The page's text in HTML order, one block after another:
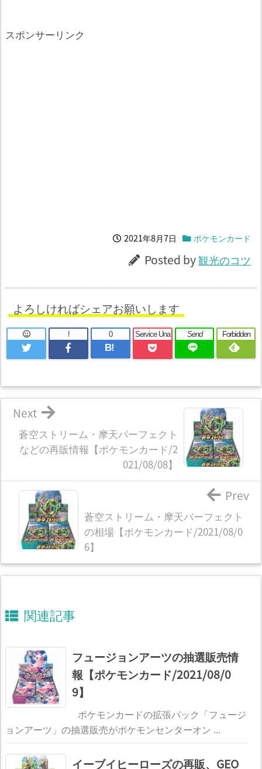
スポンサーリンク
2021年8月7日 ポケモンカード
Posted by観光のコツ
よろしければシェアお願いします
!
B!
0 Service Una Send Forbidden
蒼空ストリーム・摩天パーフェクト
などの再販情報【ポケモンカード/2
021/08/08】
Next
蒼空ストリーム・摩天パーフェクト
の相場【ポケモンカード/2021/08/0
6】
Prev
関連記事
フュージョンアーツの抽選販売情
報【ポケモンカード/2021/08/0
9】
ポケモンカードの拡張パック「フュージ
ョンアーツ」の抽選販売がポケモンセンターオン ...
イーブイヒーローズの再販、GEO